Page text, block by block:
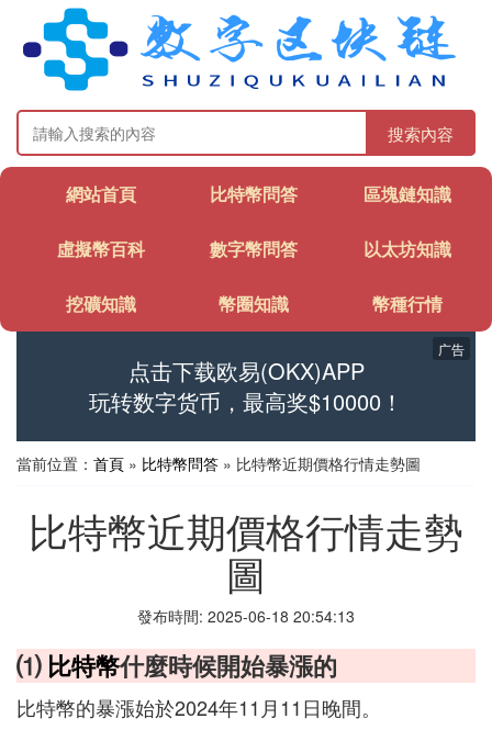
搜索內容
網站首頁 比特幣問答 區塊鏈知識
虛擬幣百科 數字幣問答 以太坊知識
挖礦知識 幣圈知識 幣種行情
点击下载欧易(OKX)APP
玩转数字货币，最高奖$10000！
广告
當前位置： 首頁 » 比特幣問答 » 比特幣近期價格行情走勢圖
比特幣近期價格行情走勢
圖
發布時間: 2025-06-18 20:54:13
⑴ 比特幣什麼時候開始暴漲的
比特幣的暴漲始於2024年11月11日晚間。